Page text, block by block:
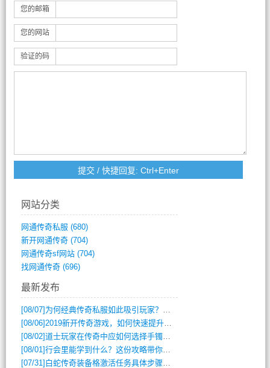
您的邮箱
您的网站
验证的码
网站分类
网通传奇私服 (680)
新开网通传奇(704)
网通传奇sf网站(704)
找网通传奇(696)
最新发布
[08/07] 为何经典传奇私服如此吸引玩家？深度攻略解析
[08/06]2019新开传奇游戏，如何快速提升角色等级？
[08/02]道士玩家在传奇中应如何选择手镯装备？
[08/01]行会里能学到什么？这份攻略带你全掌握
[07/31] 白蛇传奇装备格激活任务具体步骤是什么？如何完成？